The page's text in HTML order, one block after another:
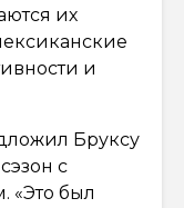
их
и
Бруксу
с
«Это был